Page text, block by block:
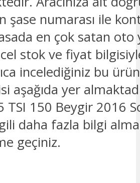
şase numarası ile
en çok satan oto
stok ve fiyat
incelediğiniz bu
aşağıda yer
TSI 150 Beygir 2016
daha fazla bilgi
geçiniz.